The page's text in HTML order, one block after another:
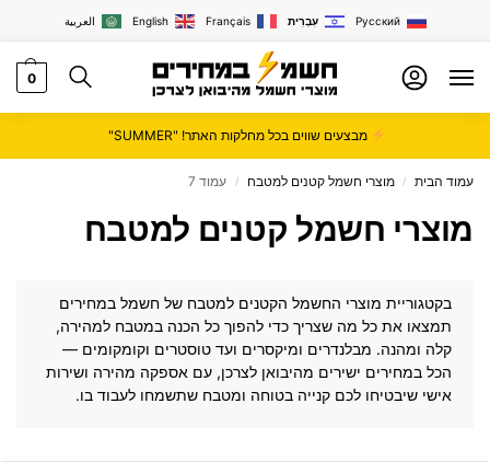
العربية English Français עִבְרִית Русский
0
מבצעים שווים בכל מחלקות האתר! "SUMMER"
עמוד הבית / מוצרי חשמל קטנים למטבח / עמוד 7
מוצרי חשמל קטנים למטבח
בקטגוריית מוצרי החשמל הקטנים למטבח של חשמל במחירים
תמצאו את כל מה שצריך כדי להפוך כל הכנה במטבח למהירה,
קלה ומהנה. מבלנדרים ומיקסרים ועד טוסטרים וקומקומים —
הכל במחירים ישירים מהיבואן לצרכן, עם אספקה מהירה ושירות
אישי שיבטיחו לכם קנייה בטוחה ומטבח שתשמחו לעבוד בו.